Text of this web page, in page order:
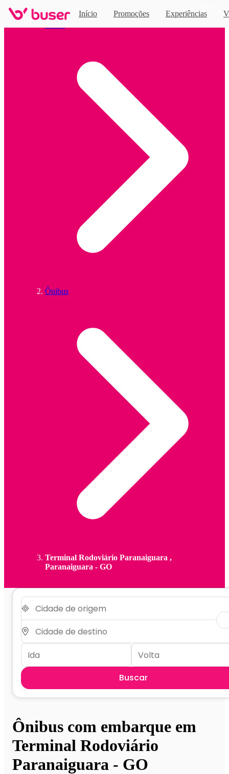
Início Promoções Experiências
Ônibus
Terminal Rodoviário Paranaiguara ,
Paranaiguara - GO
Buscar
Ônibus com embarque em
Terminal Rodoviário
Paranaiguara - GO